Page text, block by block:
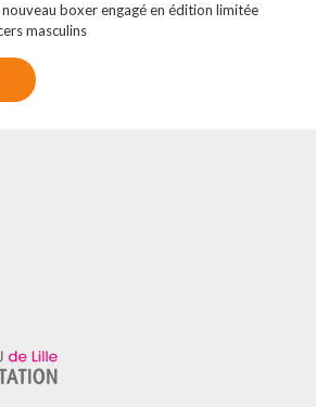
boxer engagé en édition limitée
masculins